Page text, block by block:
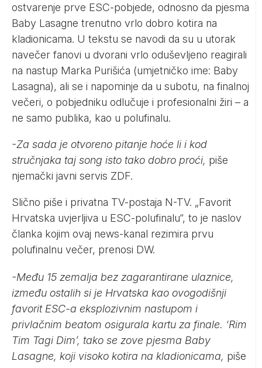
ostvarenje prve ESC-pobjede, odnosno da pjesma
Baby Lasagne trenutno vrlo dobro kotira na
kladionicama. U tekstu se navodi da su u utorak
navečer fanovi u dvorani vrlo oduševljeno reagirali
na nastup Marka Purišića (umjetničko ime: Baby
Lasagna), ali se i napominje da u subotu, na finalnoj
večeri, o pobjedniku odlučuje i profesionalni žiri – a
ne samo publika, kao u polufinalu.
-Za sada je otvoreno pitanje hoće li i kod
stručnjaka taj song isto tako dobro proći, piše
njemački javni servis ZDF.
Slično piše i privatna TV-postaja N-TV. „Favorit
Hrvatska uvjerljiva u ESC-polufinalu“, to je naslov
članka kojim ovaj news-kanal rezimira prvu
polufinalnu večer, prenosi DW.
-Među 15 zemalja bez zagarantirane ulaznice,
između ostalih si je Hrvatska kao ovogodišnji
favorit ESC-a eksplozivnim nastupom i
privlačnim beatom osigurala kartu za finale. ‘Rim
Tim Tagi Dim’, tako se zove pjesma Baby
Lasagne, koji visoko kotira na kladionicama, piše